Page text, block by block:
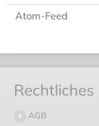
Atom-Feed
Rechtliches
AGB